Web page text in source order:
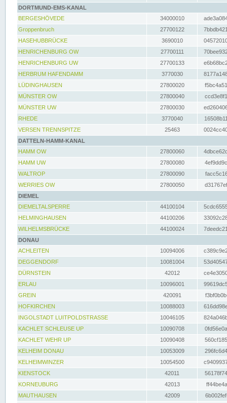
DORTMUND-EMS-KANAL
BERGESHÖVEDE
34000010
Groppenbruch
27700122
HASEHUBBRÜCKE
3690010
HENRICHENBURG OW
27700111
HENRICHENBURG UW
27700133
HERBRUM HAFENDAMM
3770030
LÜDINGHAUSEN
27800020
MÜNSTER OW
27800040
MÜNSTER UW
27800030
RHEDE
3770040
VERSEN TRENNSPITZE
25463
DATTELN-HAMM-KANAL
HAMM OW
27800060
HAMM UW
27800080
WALTROP
27800090
WERRIES OW
27800050
DIEMEL
DIEMELTALSPERRE
44100104
HELMINGHAUSEN
44100206
WILHELMSBRÜCKE
44100024
DONAU
ACHLEITEN
10094006
DEGGENDORF
10081004
DÜRNSTEIN
42012
ERLAU
10096001
GREIN
420091
HOFKIRCHEN
10088003
INGOLSTADT LUITPOLDSTRASSE
10046105
KACHLET SCHLEUSE UP
10090708
KACHLET WEHR UP
10090408
KELHEIM DONAU
10053009
KELHEIMWINZER
10054500
KIENSTOCK
42011
KORNEUBURG
42013
MAUTHAUSEN
42009